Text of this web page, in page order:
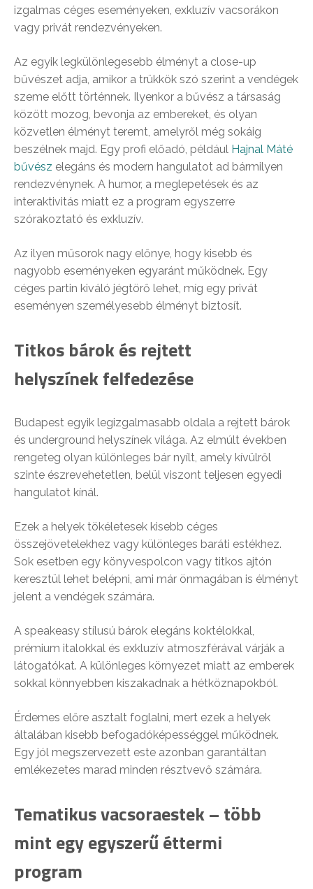
izgalmas céges eseményeken, exkluzív vacsorákon
vagy privát rendezvényeken.
Az egyik legkülönlegesebb élményt a close-up
bűvészet adja, amikor a trükkök szó szerint a vendégek
szeme előtt történnek. Ilyenkor a bűvész a társaság
között mozog, bevonja az embereket, és olyan
közvetlen élményt teremt, amelyről még sokáig
beszélnek majd. Egy profi előadó, például Hajnal Máté
bűvész elegáns és modern hangulatot ad bármilyen
rendezvénynek. A humor, a meglepetések és az
interaktivitás miatt ez a program egyszerre
szórakoztató és exkluzív.
Az ilyen műsorok nagy előnye, hogy kisebb és
nagyobb eseményeken egyaránt működnek. Egy
céges partin kiváló jégtörő lehet, míg egy privát
eseményen személyesebb élményt biztosít.
Titkos bárok és rejtett
helyszínek felfedezése
Budapest egyik legizgalmasabb oldala a rejtett bárok
és underground helyszínek világa. Az elmúlt években
rengeteg olyan különleges bár nyílt, amely kívülről
szinte észrevehetetlen, belül viszont teljesen egyedi
hangulatot kínál.
Ezek a helyek tökéletesek kisebb céges
összejövetelekhez vagy különleges baráti estékhez.
Sok esetben egy könyvespolcon vagy titkos ajtón
keresztül lehet belépni, ami már önmagában is élményt
jelent a vendégek számára.
A speakeasy stílusú bárok elegáns koktélokkal,
prémium italokkal és exkluzív atmoszférával várják a
látogatókat. A különleges környezet miatt az emberek
sokkal könnyebben kiszakadnak a hétköznapokból.
Érdemes előre asztalt foglalni, mert ezek a helyek
általában kisebb befogadóképességgel működnek.
Egy jól megszervezett este azonban garantáltan
emlékezetes marad minden résztvevő számára.
Tematikus vacsoraestek – több
mint egy egyszerű éttermi
program